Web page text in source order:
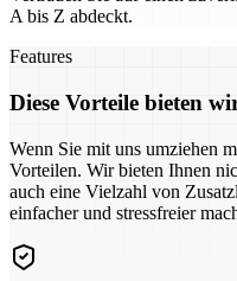
A bis Z abdeckt.
Features
Diese Vorteile bieten
Wenn Sie mit uns umziehen
Vorteilen. Wir bieten Ihnen
auch eine Vielzahl von
einfacher und stressfreier